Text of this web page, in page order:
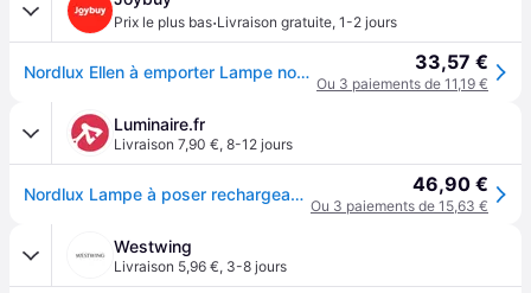
Prix le plus bas·Livraison gratuite, 1-2 jours
Nordlux Ellen à emporter Lampe nomade - LED intégrée 33,57 €
Ou 3 paiements de 11,19 €
Luminaire.fr
Livraison 7,90 €, 8-12 jours
Nordlux Lampe à poser rechargeable LED Ellen To-Go, beige, aluminium dimmable, beige, Salon / Salle à manger, Aluminium 46,90 €
Ou 3 paiements de 15,63 €
Westwing
Livraison 5,96 €, 3-8 jours